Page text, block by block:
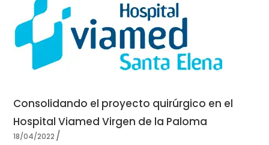
Consolidando el proyecto quirúrgico en el
Hospital Viamed Virgen de la Paloma
18/04/2022